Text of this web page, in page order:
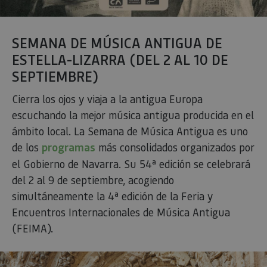
SEMANA DE MÚSICA ANTIGUA DE
ESTELLA-LIZARRA (DEL 2 AL 10 DE
SEPTIEMBRE)
Cierra los ojos y viaja a la antigua Europa
escuchando la mejor música antigua producida en el
ámbito local. La Semana de Música Antigua es uno
de los programas más consolidados organizados por
el Gobierno de Navarra. Su 54ª edición se celebrará
del 2 al 9 de septiembre, acogiendo
simultáneamente la 4ª edición de la Feria y
Encuentros Internacionales de Música Antigua
(FEIMA).
COOKIE_SUPPORT
www.visitnavarra.es
Dominio
Nombre
Proveedor
/Dominio
Vencimiento Descripción
GUEST_LANGUAGE_ID .visitnavarra.es 1 año
Esta
LFR_SESSION_STATE_8191652
www.visitnavarra.es
Sesión